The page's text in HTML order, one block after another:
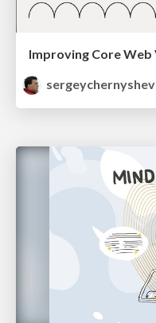
sergeychernyshev